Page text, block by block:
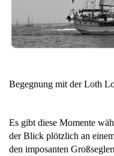
Begegnung mit der Loth
Es gibt diese Momente
der Blick plötzlich an
den imposanten